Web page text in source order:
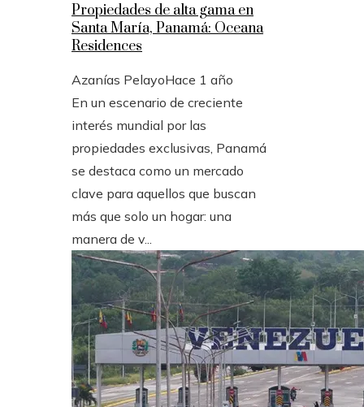
Propiedades de alta gama en
Santa María, Panamá: Oceana
Residences
Azanías PelayoHace 1 año
En un escenario de creciente
interés mundial por las
propiedades exclusivas, Panamá
se destaca como un mercado
clave para aquellos que buscan
más que solo un hogar: una
manera de v...